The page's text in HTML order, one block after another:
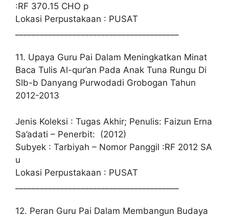
:RF 370.15 CHO p
Lokasi Perpustakaan : PUSAT
11. Upaya Guru Pai Dalam Meningkatkan Minat
Baca Tulis Al-qur’an Pada Anak Tuna Rungu Di
Slb-b Danyang Purwodadi Grobogan Tahun
2012-2013
Jenis Koleksi : Tugas Akhir; Penulis: Faizun Erna
Sa’adati – Penerbit: (2012)
Subyek : Tarbiyah – Nomor Panggil :RF 2012 SA
u
Lokasi Perpustakaan : PUSAT
12. Peran Guru Pai Dalam Membangun Budaya